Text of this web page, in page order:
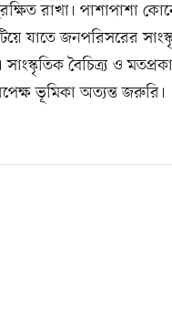
রাখা। পাশাপাশা
যাতে জনপরিসরের
বৈচিত্র্য ও
ভূমিকা অত্যন্ত জরুরি।